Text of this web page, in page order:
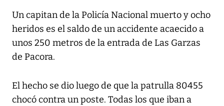
Un capitan de la Policía Nacional muerto y ocho
heridos es el saldo de un accidente acaecido a
unos 250 metros de la entrada de Las Garzas
de Pacora.
El hecho se dio luego de que la patrulla 80455
chocó contra un poste. Todas los que iban a